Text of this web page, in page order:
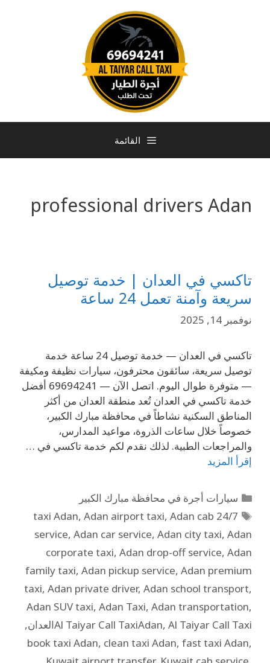
القائمة
professional drivers Adan
تاكسي في العدان | خدمة توصيل
سريعة وآمنة تعمل 24 ساعة
نوفمبر 14, 2025
تاكسي في العدان — خدمة توصيل 24 ساعة خدمة
توصيل سريعة، سائقون محترفون، سيارات نظيفة ومكيفة
— متوفرة طوال اليوم. اتصل الآن — 69694241 أفضل
خدمة تاكسي في العدان تُعد منطقة العدان من أكثر
المناطق السكنية نشاطاً في محافظة مبارك الكبير،
خصوصاً خلال ساعات الذروة، مواعيد المدارس،
والمراجعات الطبية. لذلك نقدم لكم خدمة تاكسي في …
إقرأ المزيد
سيارات أجرة في محافظة مبارك الكبير
24/7 taxi Adan
, Adan airport taxi, Adan cab
service, Adan car service, Adan city taxi, Adan
corporate taxi, Adan drop-off service, Adan
family taxi, Adan pickup service, Adan premium
taxi, Adan private driver, Adan school transport,
Adan SUV taxi, Adan Taxi, Adan transportation,
Al Taiyar Call TaxiAdan, Al Taiyar Call Taxiالعدان
,
book taxi Adan, clean taxi Adan, fast taxi Adan,